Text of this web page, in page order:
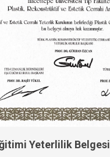
Yeterlilik Belgesi